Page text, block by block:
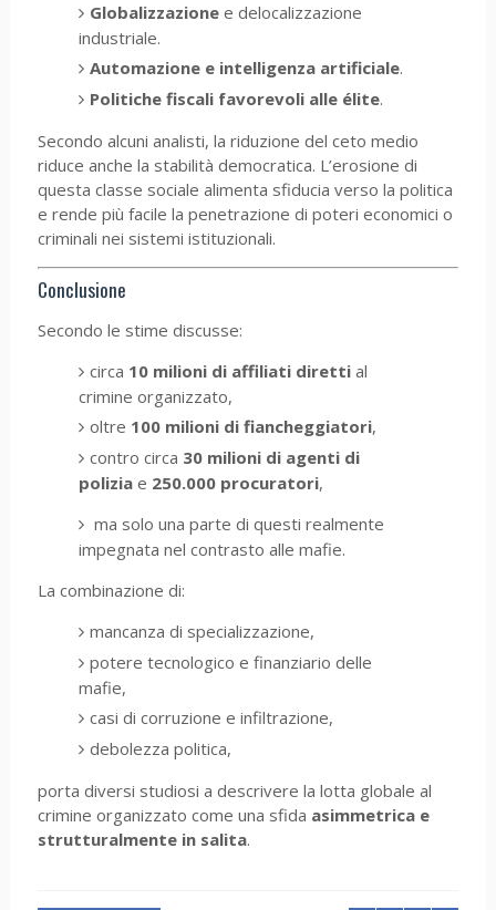
Globalizzazione e delocalizzazione
industriale.
Automazione e intelligenza artificiale.
Politiche fiscali favorevoli alle élite.
Secondo alcuni analisti, la riduzione del ceto medio
riduce anche la stabilità democratica. L’erosione di
questa classe sociale alimenta sfiducia verso la politica
e rende più facile la penetrazione di poteri economici o
criminali nei sistemi istituzionali.
Conclusione
Secondo le stime discusse:
circa 10 milioni di affiliati diretti al
crimine organizzato,
oltre 100 milioni di fiancheggiatori,
contro circa 30 milioni di agenti di
polizia e 250.000 procuratori,
ma solo una parte di questi realmente
impegnata nel contrasto alle mafie.
La combinazione di:
mancanza di specializzazione,
potere tecnologico e finanziario delle
mafie,
casi di corruzione e infiltrazione,
debolezza politica,
porta diversi studiosi a descrivere la lotta globale al
crimine organizzato come una sfida asimmetrica e
strutturalmente in salita.